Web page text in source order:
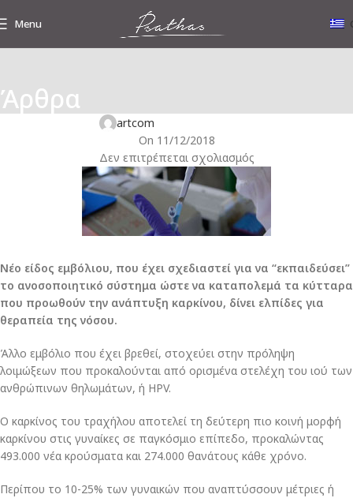
Menu
Άρθρα
Νέο εμβόλιο για τη θεραπεία του καρκίνου του τραχήλου!
artcom
On 11/12/2018
Δεν επιτρέπεται σχολιασμός
Νέο είδος εμβόλιου, που έχει σχεδιαστεί για να “εκπαιδεύσει”
το ανοσοποιητικό σύστημα ώστε να καταπολεμά τα κύτταρα
που προωθούν την ανάπτυξη καρκίνου, δίνει ελπίδες για
θεραπεία της νόσου.
Άλλο εμβόλιο που έχει βρεθεί, στοχεύει στην πρόληψη
λοιμώξεων που προκαλούνται από ορισμένα στελέχη του ιού των
ανθρώπινων θηλωμάτων, ή HPV.
Ο καρκίνος του τραχήλου αποτελεί τη δεύτερη πιο κοινή μορφή
καρκίνου στις γυναίκες σε παγκόσμιο επίπεδο, προκαλώντας
493.000 νέα κρούσματα και 274.000 θανάτους κάθε χρόνο.
Περίπου το 10-25% των γυναικών που αναπτύσσουν μέτριες ή